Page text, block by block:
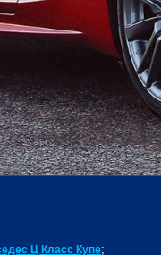
Ц Класс Купе;